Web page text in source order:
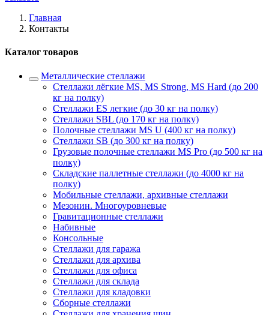
Главная
Контакты
Каталог товаров
Металлические стеллажи
Стеллажи лёгкие MS, MS Strong, MS Hard (до 200
кг на полку)
Стеллажи ES легкие (до 30 кг на полку)
Стеллажи SBL (до 170 кг на полку)
Полочные стеллажи MS U (400 кг на полку)
Стеллажи SB (до 300 кг на полку)
Грузовые полочные стеллажи MS Pro (до 500 кг на
полку)
Складские паллетные стеллажи (до 4000 кг на
полку)
Мобильные стеллажи, архивные стеллажи
Мезонин. Многоуровневые
Гравитационные стеллажи
Набивные
Консольные
Стеллажи для гаража
Стеллажи для архива
Стеллажи для офиса
Стеллажи для склада
Стеллажи для кладовки
Сборные стеллажи